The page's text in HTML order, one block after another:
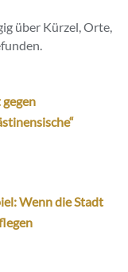
über Kürzel, Orte,
Wenn die Stadt